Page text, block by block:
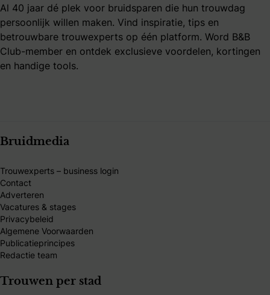
Al 40 jaar dé plek voor bruidsparen die hun trouwdag
persoonlijk willen maken. Vind inspiratie, tips en
betrouwbare trouwexperts op één platform. Word B&B
Club-member en ontdek exclusieve voordelen, kortingen
en handige tools.
Bruidmedia
Trouwexperts – business login
Contact
Adverteren
Vacatures & stages
Privacybeleid
Algemene Voorwaarden
Publicatieprincipes
Redactie team
Trouwen per stad